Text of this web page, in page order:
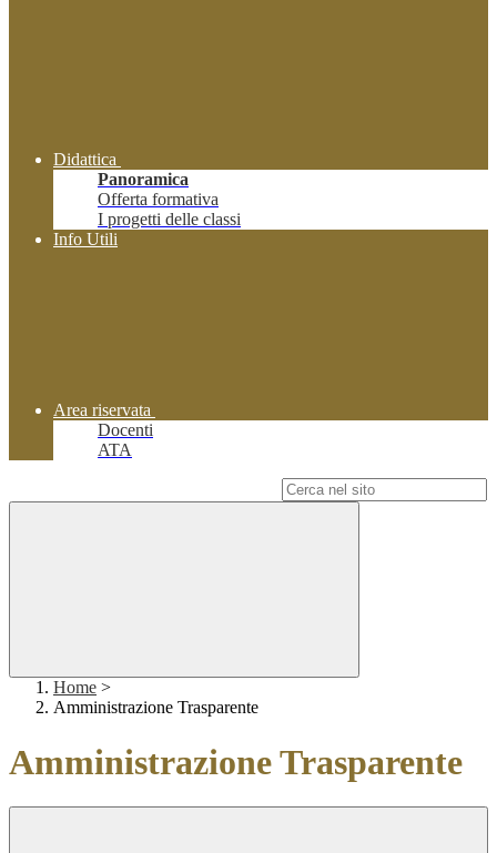
Didattica
Panoramica
Offerta formativa
I progetti delle classi
Info Utili
Area riservata
Docenti
ATA
Home >
Amministrazione Trasparente
Amministrazione Trasparente